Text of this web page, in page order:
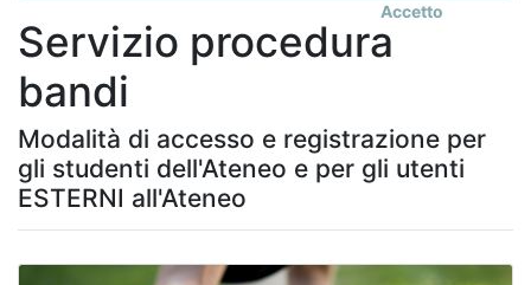
Accetto
Servizio procedura
bandi
Modalità di accesso e registrazione per
gli studenti dell'Ateneo e per gli utenti
ESTERNI all'Ateneo